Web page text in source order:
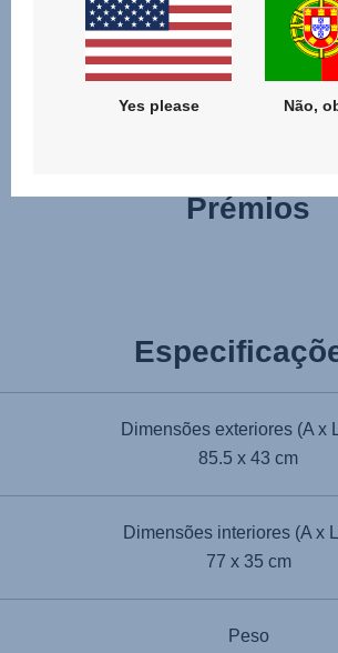
problemas, utilizando o mecanismo de
de memória, mesmo quando só tem
Prémios
Dimensões exteriores (A x
85.5 x 43 cm
Dimensões interiores (A x
77 x 35 cm
Peso
Yes please Não,